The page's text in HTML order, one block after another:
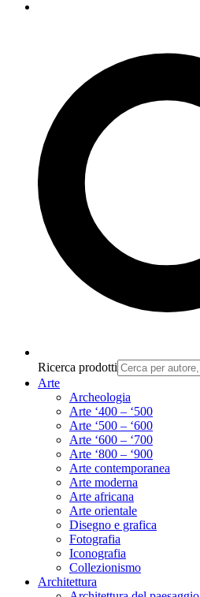
Ricerca prodotti
Arte
Archeologia
Arte ‘400 – ‘500
Arte ‘500 – ‘600
Arte ‘600 – ‘700
Arte ‘800 – ‘900
Arte contemporanea
Arte moderna
Arte africana
Arte orientale
Disegno e grafica
Fotografia
Iconografia
Collezionismo
Architettura